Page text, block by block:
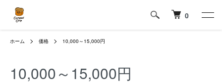
0
ホーム 価格 10,000～15,000円
10,000～15,000円